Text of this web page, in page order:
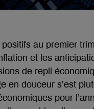
au premier
et les
de repli
en douceur s’est
pour